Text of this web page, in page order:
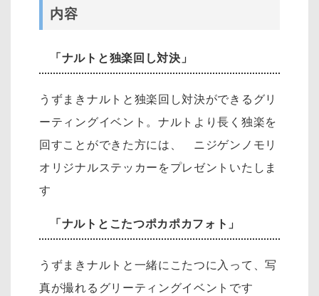
内容
「ナルトと独楽回し対決」
うずまきナルトと独楽回し対決ができるグリ
ーティングイベント。ナルトより長く独楽を
回すことができた方には、 ニジゲンノモリ
オリジナルステッカーをプレゼントいたしま
す
「ナルトとこたつポカポカフォト」
うずまきナルトと一緒にこたつに入って、写
真が撮れるグリーティングイベントです